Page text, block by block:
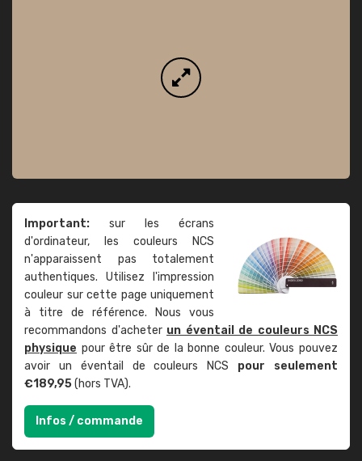
Important: sur les écrans
d'ordinateur, les couleurs NCS
n'apparaissent pas totalement
authentiques. Utilisez l'impression
couleur sur cette page uniquement
à titre de référence. Nous vous
recommandons d'acheter un éventail de couleurs NCS
physique pour être sûr de la bonne couleur. Vous pouvez
avoir un éventail de couleurs NCS pour seulement
€189,95(hors TVA).
Infos / commande